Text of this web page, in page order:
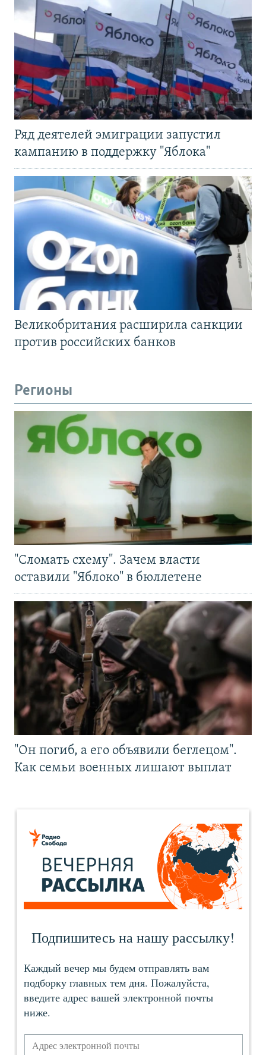
Ряд деятелей эмиграции запустил
кампанию в поддержку "Яблока"
Великобритания расширила санкции
против российских банков
Регионы
"Сломать схему". Зачем власти
оставили "Яблоко" в бюллетене
"Он погиб, а его объявили беглецом".
Как семьи военных лишают выплат